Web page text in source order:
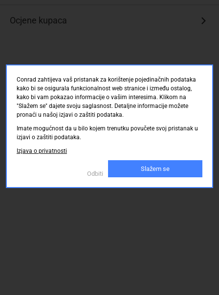
Ocjene kupaca
Conrad zahtijeva vaš pristanak za korištenje pojedinačnih podataka
kako bi se osigurala funkcionalnost web stranice i između ostalog,
kako bi vam pokazao informacije o vašim interesima. Klikom na
"Slažem se" dajete svoju saglasnost. Detaljne informacije možete
pronaći u našoj izjavi o zaštiti podataka.
Imate mogućnost da u bilo kojem trenutku povučete svoj pristanak u
izjavi o zaštiti podataka.
Izjava o privatnosti
Odbiti
Slažem se